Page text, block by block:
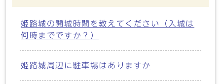
姫路城の開城時間を教えてください（入城は
何時までですか？）
姫路城周辺に駐車場はありますか